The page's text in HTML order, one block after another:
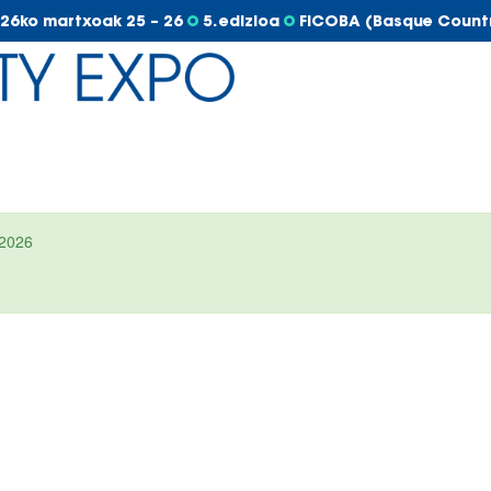
martxoak 25 – 26 5. edizioa FICOBA (Basque